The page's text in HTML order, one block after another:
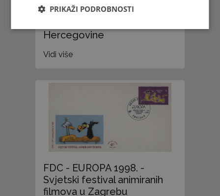
Hercegovine
Vidi više
FDC - EUROPA 1998. -
Svjetski festival animiranih
filmova u Zagrebu
PRIKAŽI PODROBNOSTI